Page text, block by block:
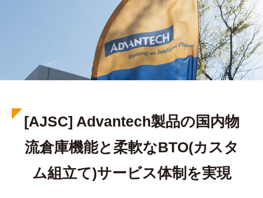
[AJSC] Advantech製品の国内物
流倉庫機能と柔軟なBTO(カスタ
ム組立て)サービス体制を実現